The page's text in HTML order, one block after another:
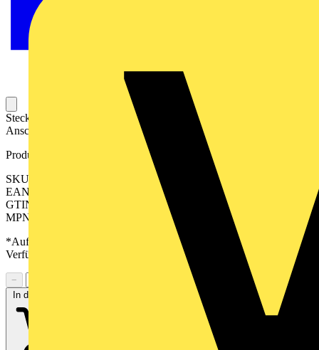
Steckbarer Leiterplatten-Anschluss mit innovativer
Anschlusstechnologie für eine sichere und intuitive Handhabung.
Produktkennzeichen
SKU: 2647680000
EAN: 04050118639292
GTIN: 04050118639292
MPN: CPS 5.08/22/270 SN GN BX
*Auf Anfrage verfügbar - bitte in den Warenkorb legen, um
Verfügbarkeit zu prüfen
−
In den Warenkorb